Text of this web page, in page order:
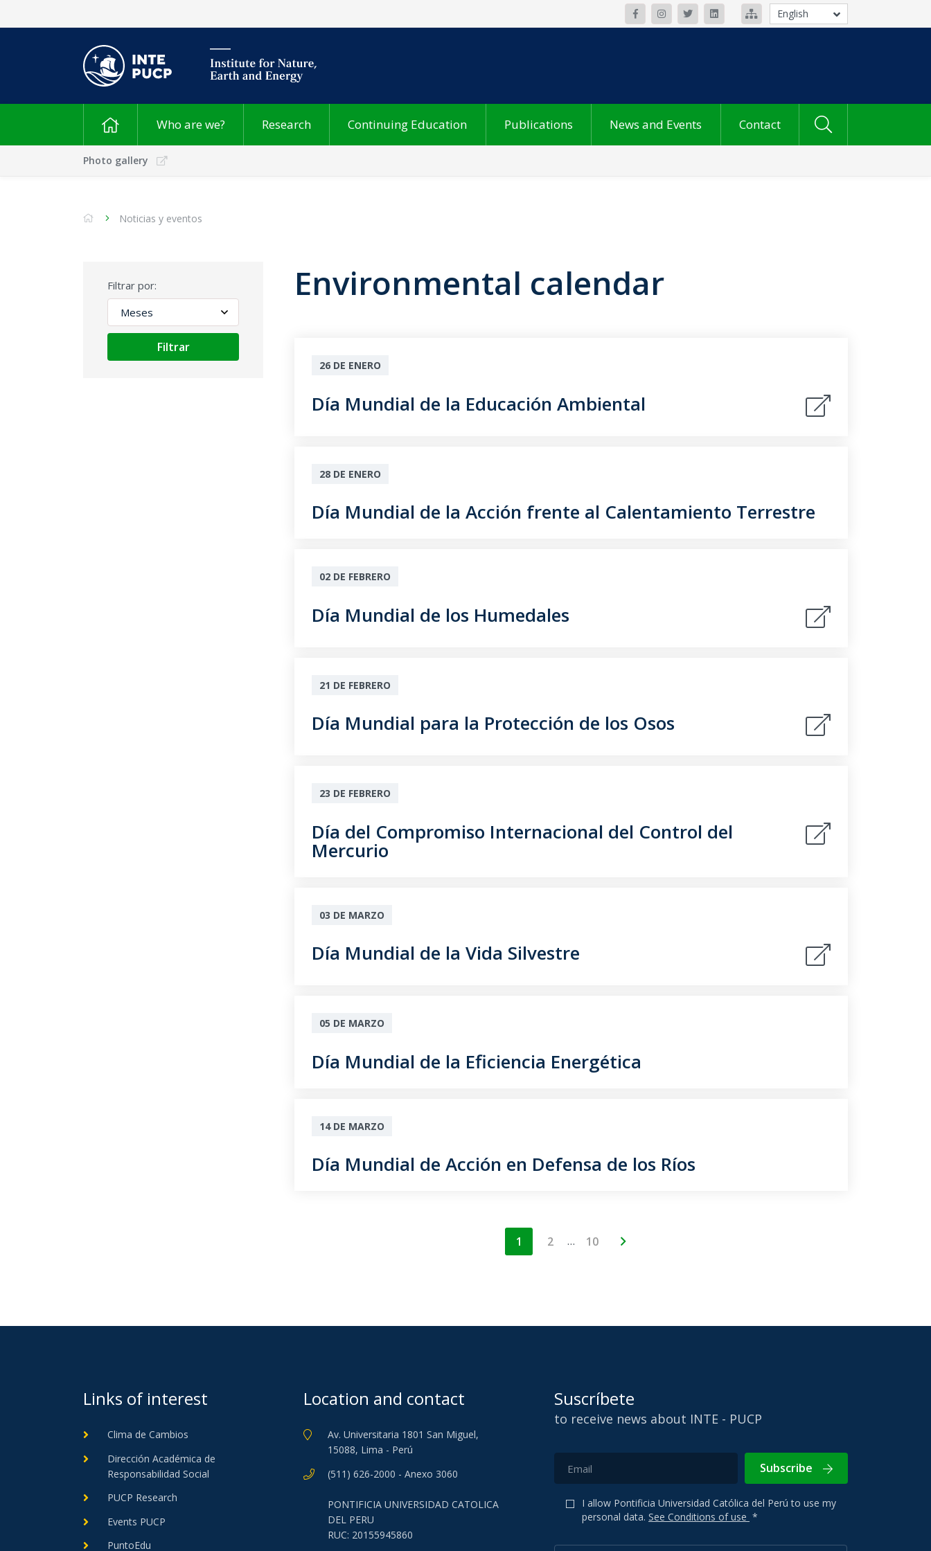
English
Who are we? Research Continuing Education Publications News and Events Contact
Photo gallery
Noticias y eventos
Filtrar por:
Filtrar
Environmental calendar
26 DE ENERO
Día Mundial de la Educación Ambiental
28 DE ENERO
Día Mundial de la Acción frente al Calentamiento Terrestre
02 DE FEBRERO
Día Mundial de los Humedales
21 DE FEBRERO
Día Mundial para la Protección de los Osos
23 DE FEBRERO
Día del Compromiso Internacional del Control del
Mercurio
03 DE MARZO
Día Mundial de la Vida Silvestre
05 DE MARZO
Día Mundial de la Eficiencia Energética
14 DE MARZO
Día Mundial de Acción en Defensa de los Ríos
1 2 … 10
Links of interest
Clima de Cambios
Dirección Académica de
Responsabilidad Social
PUCP Research
Events PUCP
PuntoEdu
Location and contact
Av. Universitaria 1801 San Miguel,
15088, Lima - Perú
(511) 626-2000 - Anexo 3060
PONTIFICIA UNIVERSIDAD CATOLICA
DEL PERU
RUC: 20155945860
Suscríbete
to receive news about INTE - PUCP
Subscribe
I allow Pontificia Universidad Católica del Perú to use my
personal data.See Conditions of use *